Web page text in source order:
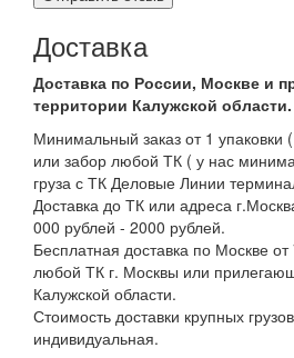
Доставка
Доставка по России, Москве и
территории Калужской области.
Минимальный заказ от 1 упаковки
или забор любой ТК ( у нас
груза с ТК Деловые Линии
Доставка до ТК или адреса
000 рублей - 2000 рублей.
Бесплатная доставка по Москве
любой ТК г. Москвы или
Калужской области.
Стоимость доставки крупных
индивидуальная.